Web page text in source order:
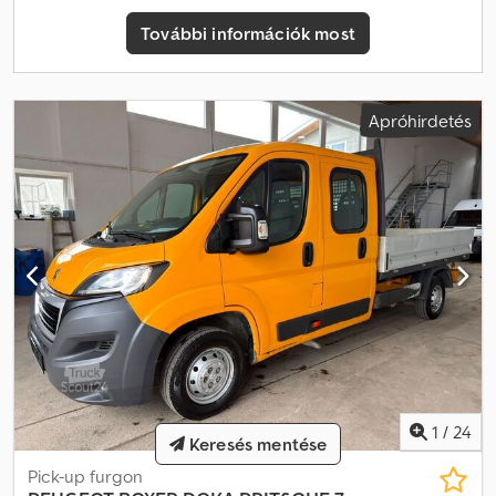
További információk most
Apróhirdetés
1 / 24
Pick-up furgon
Keresés mentése